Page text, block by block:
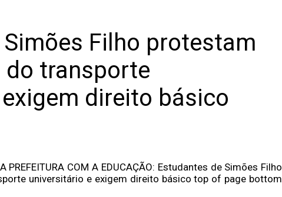
Filho protestam
do transporte
direito básico
PREFEITURA COM A EDUCAÇÃO: Estudantes de Simões Filho
universitário e exigem direito básico top of page bottom